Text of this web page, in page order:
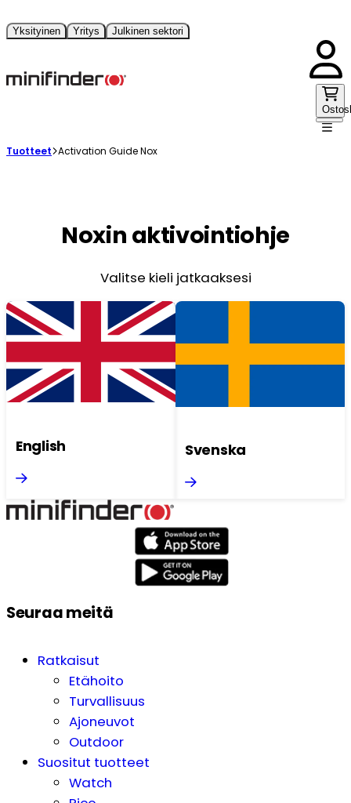
Yksityinen Yritys Julkinen sektori
Tuotteet Activation Guide Nox
Noxin aktivointiohje
Valitse kieli jatkaaksesi
English Svenska
Seuraa meitä
Ratkaisut
Etähoito
Turvallisuus
Ajoneuvot
Outdoor
Suositut tuotteet
Watch